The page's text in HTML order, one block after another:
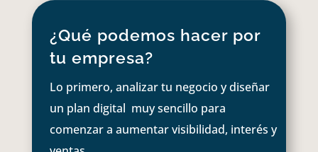
¿Qué podemos hacer por
tu empresa?
Lo primero, analizar tu negocio y diseñar
un plan digital muy sencillo para
comenzar a aumentar visibilidad, interés y